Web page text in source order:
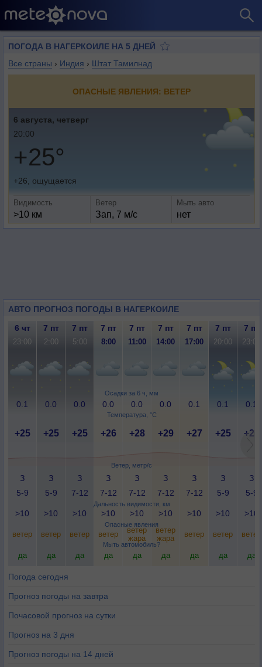
ПОГОДА В НАГЕРКОИЛЕ НА 5 ДНЕЙ
Все страны › Индия › Штат Тамилнад
ОПАСНЫЕ ЯВЛЕНИЯ: ВЕТЕР
6 августа, четверг
20:00
+25°
+26, ощущается
Видимость
>10 км
Ветер
Зап, 7 м/с
Мыть авто
нет
АВТО ПРОГНОЗ ПОГОДЫ В НАГЕРКОИЛЕ
Осадки за 6 ч, мм
Температура, °C
Ветер, метр/с
Дальность видимости, км
Опасные явления
Мыть автомобиль?
6 чт 7 пт 7 пт 7 пт 7 пт 7 пт 7 пт 7 пт 7 пт
23:00 2:00 5:00 8:00 11:00 14:00 17:00 20:00 23:00
0.1 0.0 0.0 0.0 0.0 0.0 0.1 0.1 0.1
+25 +25 +25 +26 +28 +29 +27 +25 +25
З
5-9
З
5-9
З
7-12
З
7-12
З
7-12
З
7-12
З
7-12
З
5-9
З
5-9
>10 >10 >10 >10 >10 >10 >10 >10 >10
ветер ветер ветер ветер
ветер
жара
ветер
жара
ветер ветер ветер
да да да да да да да да да
Погода сегодня
Прогноз погоды на завтра
Почасовой прогноз на сутки
Прогноз на 3 дня
Прогноз погоды на 14 дней